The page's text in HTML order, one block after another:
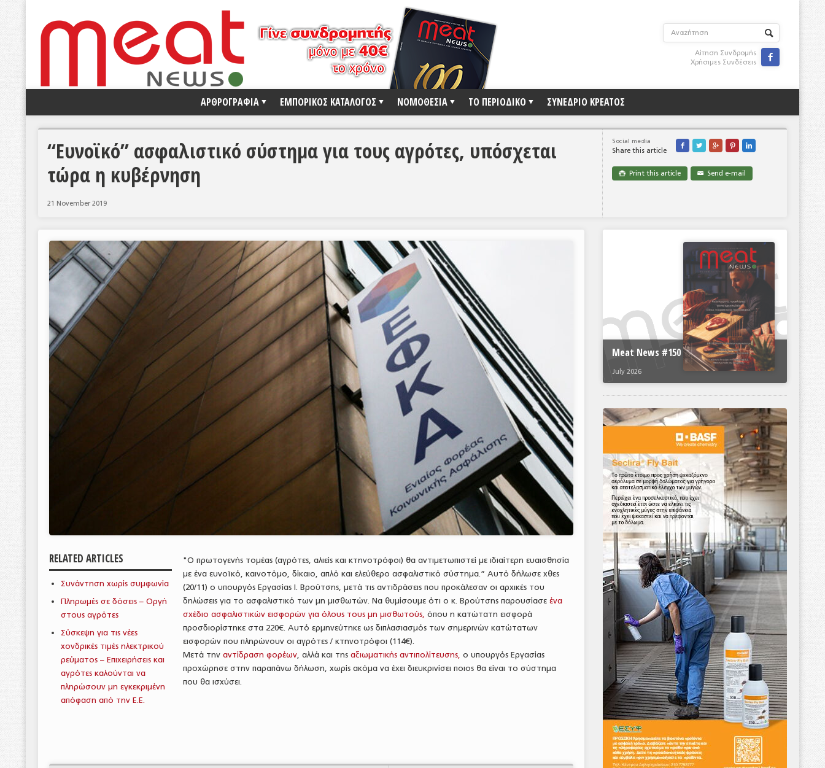
Αίτηση Συνδρομής
Χρήσιμες Συνδέσεις

ΑΡΘΡΟΓΡΑΦΙΑ ΕΜΠΟΡΙΚΟΣ ΚΑΤΑΛΟΓΟΣ ΝΟΜΟΘΕΣΙΑ ΤΟ ΠΕΡΙΟΔΙΚΟ ΣΥΝΕΔΡΙΟ ΚΡΕΑΤΟΣ
Social media
Share this article
    
 Print this article ✉ Send e-mail
“Ευνοϊκό” ασφαλιστικό σύστημα για τους αγρότες, υπόσχεται
τώρα η κυβέρνηση
21 November 2019
RELATED ARTICLES
Συνάντηση χωρίς συμφωνία
Πληρωμές σε δόσεις – Οργή
στους αγρότες
Σύσκεψη για τις νέες
χονδρικές τιμές ηλεκτρικού
ρεύματος – Επιχειρήσεις και
αγρότες καλούνται να
πληρώσουν μη εγκεκριμένη
απόφαση από την Ε.Ε.
"Ο πρωτογενής τομέας (αγρότες, αλιείς και κτηνοτρόφοι) θα αντιμετωπιστεί με ιδιαίτερη ευαισθησία
με ένα ευνοϊκό, καινοτόμο, δίκαιο, απλό και ελεύθερο ασφαλιστικό σύστημα.” Αυτό δήλωσε χθες
(20/11) ο υπουργός Εργασίας Ι. Βρούτσης, μετά τις αντιδράσεις που προκάλεσαν οι αρχικές του
δηλώσεις για το ασφαλιστικό των μη μισθωτών. Να θυμίσουμε ότι ο κ. Βρούτσης παρουσίασεένα
σχέδιο ασφαλιστικών εισφορών για όλους τους μη μισθωτούς,όπου η κατώτατη εισφορά
προσδιορίστηκε στα 220€. Αυτό ερμηνεύτηκε ως διπλασιασμός των σημερινών κατώτατων
εισφορών που πληρώνουν οι αγρότες / κτηνοτρόφοι (114€).
Μετά τηναντίδραση φορέων, αλλά και τηςαξιωματικής αντιπολίτευσης, ο υπουργός Εργασίας
προχώρησε στην παραπάνω δήλωση, χωρίς ακόμα να έχει διευκρινίσει ποιος θα είναι το σύστημα
που θα ισχύσει.
Meat News #150
July 2026